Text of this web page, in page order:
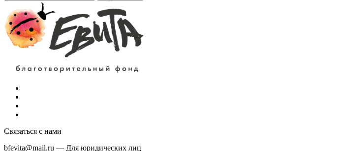
Связаться с нами
bfevita@mail.ru — Для юридических лиц